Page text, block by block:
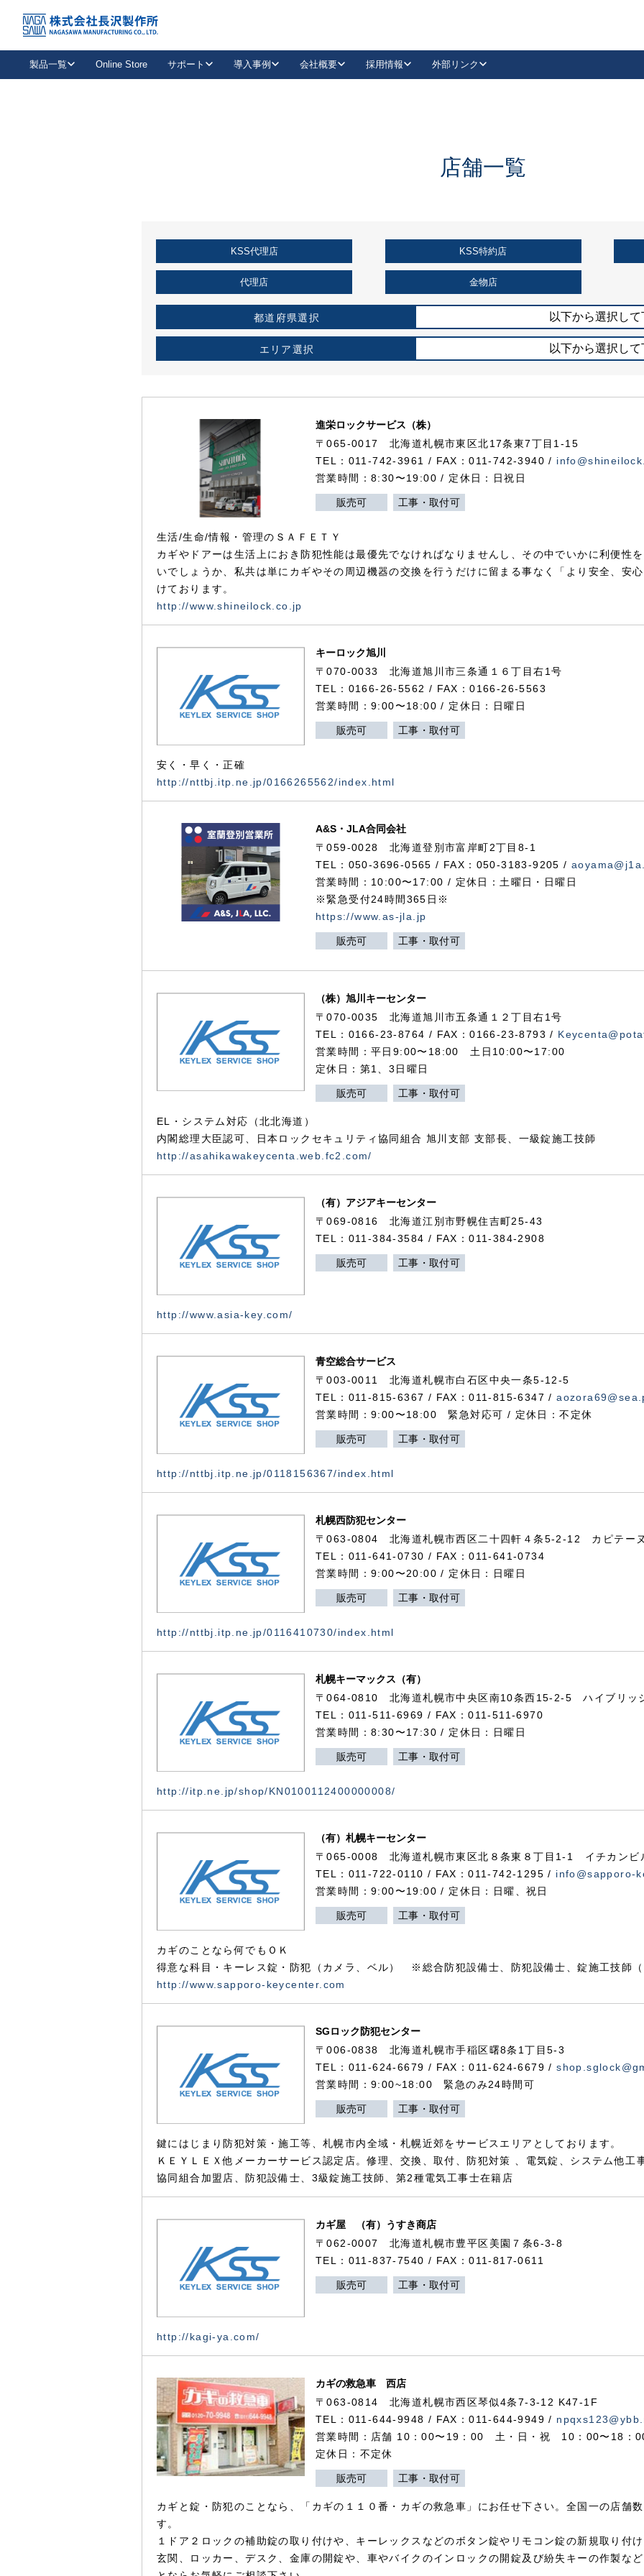
製品一覧
抗ウイルス・抗菌製品
キーレックスを品番からお探しいただけます。
Online Store サポート
取扱店情報
お役立ち情報
導入事例
企業様採用事例
会社概要 採用情報 外部リンク
LinkedIn
KSS加盟店・取扱店情報
店舗一覧
店舗一覧
KSS代理店 KSS特約店
代理店 金物店
都道府県選択 以下から選択し
エリア選択 以下から選択し
進栄ロックサービス（株）
〒065-0017 北海道札幌市東区北17条東7丁目1-15
TEL：011-742-3961 / FAX：011-742-3940 /
営業時間：8:30〜19:00 / 定休日：日祝日
販売可 工事・取付可
生活/生命/情報・管理のＳＡＦＥＴＹ
カギやドアーは生活上におき防犯性能は最優先でなければなりませんし、その中でいかに利便性
いでしょうか、私共は単にカギやその周辺機器の交換を行うだけに留まる事なく「より安全、安
けております。
http://www.shineilock.co.jp
キーロック旭川
〒070-0033 北海道旭川市三条通１６丁目右1号
TEL：0166-26-5562 / FAX：0166-26-5563
営業時間：9:00〜18:00 / 定休日：日曜日
販売可 工事・取付可
安く・早く・正確
http://nttbj.itp.ne.jp/0166265562/index.html
A&S・JLA合同会社
〒059-0028北海道登別市富岸町2丁目 8-1
TEL：050-3696-0565 / FAX：050-3183-9205 /
営業時間：10:00〜17:00 / 定休日：土曜日・日曜日
※緊急受付24時間365日※
https://www.as-jla.jp
販売可 工事・取付可
（株）旭川キーセンター
〒070-0035 北海道旭川市五条通１２丁目右1号
TEL：0166-23-8764 / FAX：0166-23-8793 /
営業時間：平日9:00〜18:00 土日10:00〜17:00
定休日：第1、3日曜日
販売可 工事・取付可
EL・システム対応（北北海道）
内閣総理大臣認可、日本ロックセキュリティ協同組合 旭川支部 支部長、一級錠施工技師
http://asahikawakeycenta.web.fc2.com/
（有）アジアキーセンター
〒069-0816 北海道江別市野幌住吉町25-43
TEL：011-384-3584 / FAX：011-384-2908
販売可 工事・取付可
http://www.asia-key.com/
青空総合サービス
〒003-0011 北海道札幌市白石区中央一条5-12-5
TEL：011-815-6367 / FAX：011-815-6347 /
営業時間：9:00〜18:00 緊急対応可 / 定休日：不定休
販売可 工事・取付可
http://nttbj.itp.ne.jp/0118156367/index.html
札幌西防犯センター
〒063-0804 北海道札幌市西区二十四軒４条5-2-12 カピテー
TEL：011-641-0730 / FAX：011-641-0734
営業時間：9:00〜20:00 / 定休日：日曜日
販売可 工事・取付可
http://nttbj.itp.ne.jp/0116410730/index.html
札幌キーマックス（有）
〒064-0810 北海道札幌市中央区南10条西15-2-5 ハイブリッ
TEL：011-511-6969 / FAX：011-511-6970
営業時間：8:30〜17:30 / 定休日：日曜日
販売可 工事・取付可
http://itp.ne.jp/shop/KN0100112400000008/
（有）札幌キーセンター
〒065-0008 北海道札幌市東区北８条東８丁目1-1 イチカンビ
TEL：011-722-0110 / FAX：011-742-1295 / info@sapporo-
営業時間：9:00〜19:00 / 定休日：日曜、祝日
販売可 工事・取付可
カギのことなら何でもＯＫ
得意な科目・キーレス錠・防犯（カメラ、ベル） ※総合防犯設備士、防犯設備士、錠施工技師
http://www.sapporo-keycenter.com
SGロック防犯センター
〒006-0838 北海道札幌市手稲区曙8条1丁目5-3
TEL：011-624-6679 / FAX：011-624-6679 /
営業時間：9:00~18:00 緊急のみ24時間可
販売可 工事・取付可
鍵にはじまり防犯対策・施工等、札幌市内全域・札幌近郊をサービスエリアとしております。
ＫＥＹＬＥＸ他メーカーサービス認定店。修理、交換、取付、防犯対策 、電気錠、システム他工
協同組合加盟店、防犯設備士、3級錠施工技師、第2種電気工事士在籍店
カギ屋 （有）うすき商店
〒062-0007 北海道札幌市豊平区美園７条6-3-8
TEL：011-837-7540 / FAX：011-817-0611
販売可 工事・取付可
http://kagi-ya.com/
カギの救急車 西店
〒063-0814 北海道札幌市西区琴似4条7-3-12 K47-1F
TEL：011-644-9948 / FAX：011-644-9949 /
営業時間：店舗 10：00〜19：00 土・日・祝 10：00〜18：
定休日：不定休
販売可 工事・取付可
カギと錠・防犯のことなら、「カギの１１０番・カギの救急車」にお任せ下さい。全国一の店舗
す。
１ドア２ロックの補助錠の取り付けや、キーレックスなどのボタン錠やリモコン錠の新規取り付
玄関、ロッカー、デスク、金庫の開錠や、車やバイクのインロックの開錠及び紛失キーの作製な